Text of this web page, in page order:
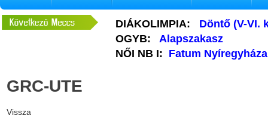
DIÁKOLIMPIA:
Döntő (V-VI.
OGYB:
Alapszakasz
NŐI NB I: Fatum
GRC-UTE
Vissza